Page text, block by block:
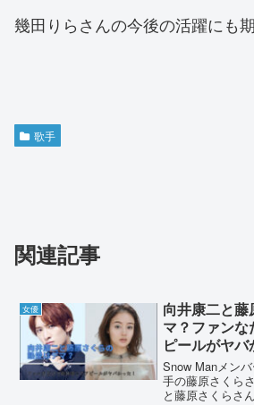
幾田りらさんの今後の活躍にも
歌手
関連記事
女優
向井康二と
マ？ファン
ピールがヤバ
Snow Manメン
手の藤原さくら
と藤原さくらさ